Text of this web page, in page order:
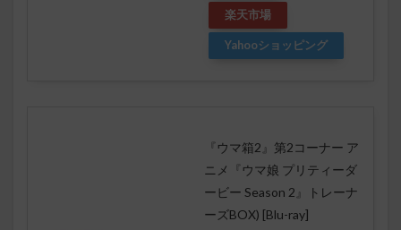
楽天市場
Yahooショッピング
『ウマ箱2』第2コーナー ア
ニメ『ウマ娘 プリティーダ
ービー Season 2』トレーナ
ーズBOX) [Blu-ray]